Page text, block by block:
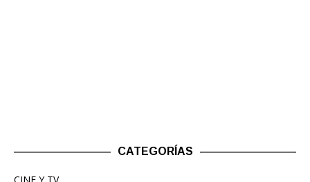
CATEGORÍAS